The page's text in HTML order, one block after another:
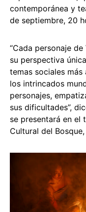
contemporánea y
de septiembre, 20
“Cada personaje
su perspectiva
temas sociales
los intrincados
personajes,
sus dificultades”,
se presentará en el
Cultural del